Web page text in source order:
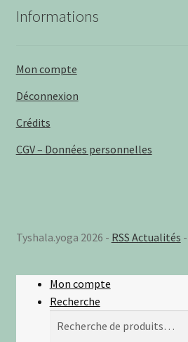
Informations
Mon compte
Déconnexion
Crédits
CGV – Données personnelles
Tyshala.yoga 2026 - RSS Actualités -
Mon compte
Recherche